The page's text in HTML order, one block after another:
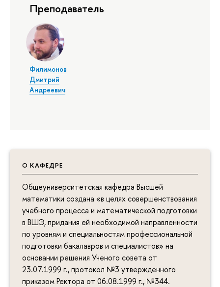
О КАФЕДРЕ
Общеуниверситетская кафедра Высшей
математики создана «в целях совершенствования
учебного процесса и математической подготовки
в ВШЭ, придания ей необходимой направленности
по уровням и специальностям профессиональной
подготовки бакалавров и специалистов» на
основании решения Ученого совета от
23.07.1999 г., протокол №3 утвержденного
приказом Ректора от 06.08.1999 г., №344.
Преподаватель
Филимонов
Дмитрий
Андреевич